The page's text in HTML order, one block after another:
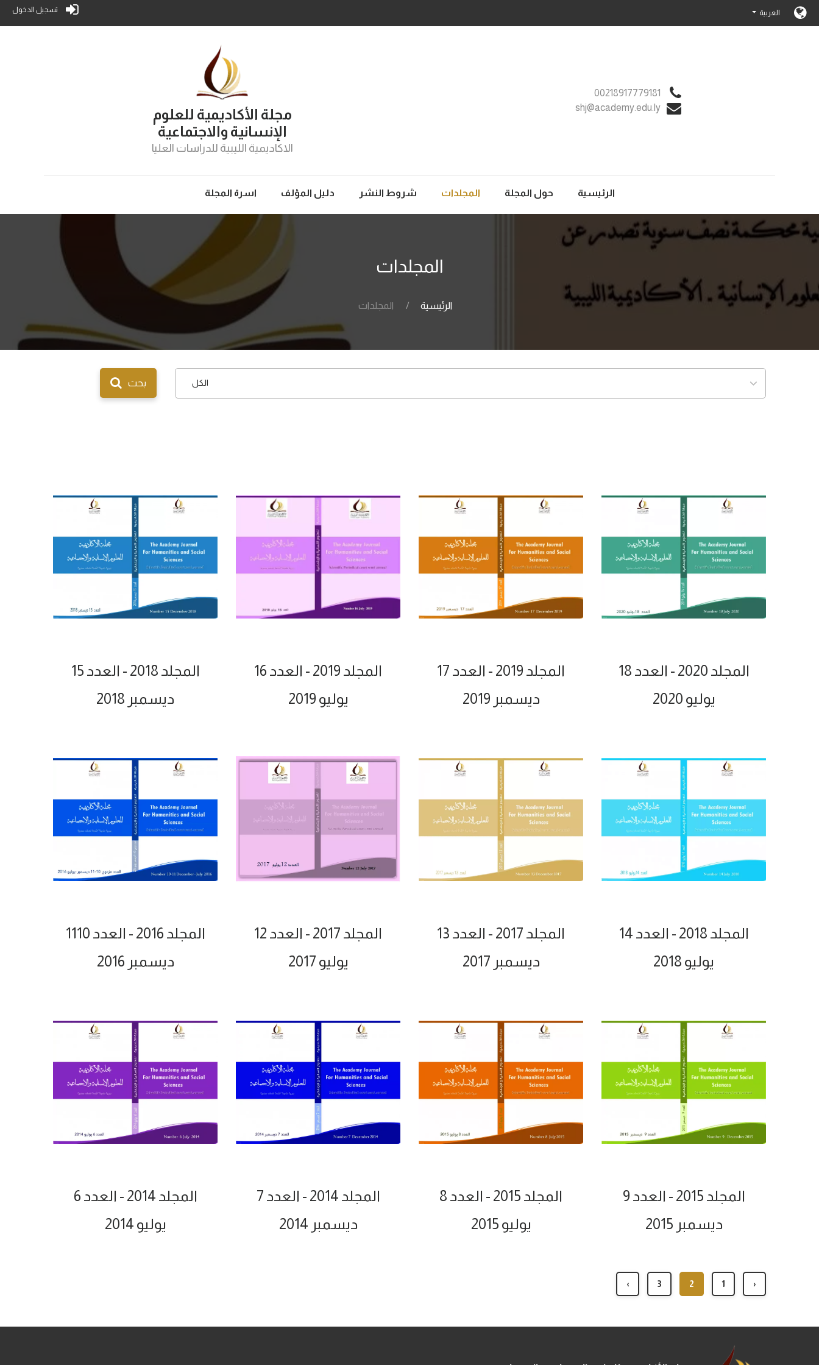
العربية تسجيل الدخول
00218917779181
shj@academy.edu.ly
مجلة الأكاديمية للعلوم
الإنسانية والاجتماعية
الاكاديمية الليبية للدراسات العليا
الرئيسية حول المجلة المجلدات شروط النشر دليل المؤلف اسرة المجلة
المجلدات
الرئيسية المجلدات
الكل بحث
المجلد 2020 - العدد 18
يوليو 2020
المجلد 2019 - العدد 17
ديسمبر 2019
المجلد 2019 - العدد 16
يوليو 2019
المجلد 2018 - العدد 15
ديسمبر 2018
المجلد 2018 - العدد 14
يوليو 2018
المجلد 2017 - العدد 13
ديسمبر 2017
المجلد 2017 - العدد 12
يوليو 2017
المجلد 2016 - العدد 1110
ديسمبر 2016
المجلد 2015 - العدد 9
ديسمبر 2015
المجلد 2015 - العدد 8
يوليو 2015
المجلد 2014 - العدد 7
ديسمبر 2014
المجلد 2014 - العدد 6
يوليو 2014
‹
1
2
3
›